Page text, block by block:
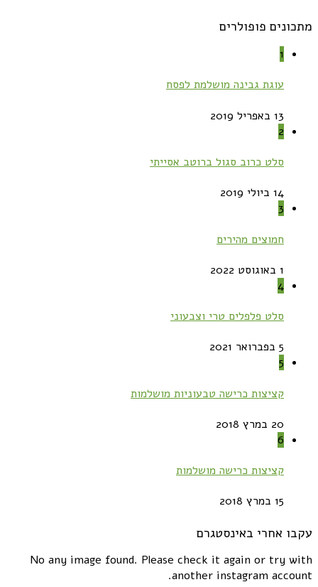
מתכונים פופולרים
1
עוגת גבינה מושלמת לפסח
13 באפריל 2019
2
סלט כרוב סגול ברוטב אסייתי
14 ביולי 2019
3
חמוצים מהירים
1 באוגוסט 2022
4
סלט פלפלים טרי וצבעוני
5 בפברואר 2021
5
קציצות כרישה טבעוניות מושלמות
20 במרץ 2018
6
קציצות כרישה מושלמות
15 במרץ 2018
עקבו אחרי באינסטגרם
No any image found. Please check it again or try with
another instagram account.